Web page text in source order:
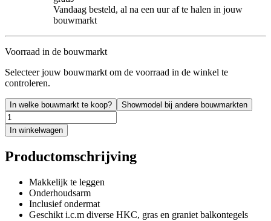
Vandaag besteld, al na een uur af te halen in jouw
bouwmarkt
Voorraad in de bouwmarkt
Selecteer jouw bouwmarkt om de voorraad in de winkel te
controleren.
In welke bouwmarkt te koop? Showmodel bij andere bouwmarkten
In winkelwagen
Productomschrijving
Makkelijk te leggen
Onderhoudsarm
Inclusief ondermat
Geschikt i.c.m diverse HKC, gras en graniet balkontegels